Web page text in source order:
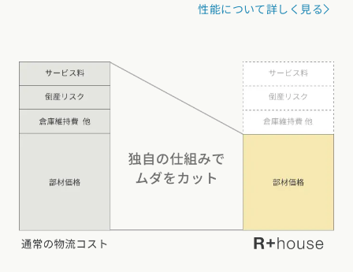
性能について詳しく見る